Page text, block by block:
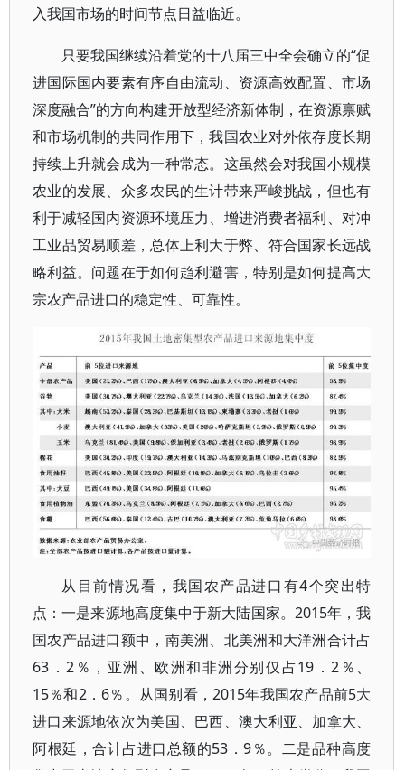
入我国市场的时间节点日益临近。
只要我国继续沿着党的十八届三中全会确立的“促
进国际国内要素有序自由流动、资源高效配置、市场
深度融合”的方向构建开放型经济新体制，在资源禀赋
和市场机制的共同作用下，我国农业对外依存度长期
持续上升就会成为一种常态。这虽然会对我国小规模
农业的发展、众多农民的生计带来严峻挑战，但也有
利于减轻国内资源环境压力、增进消费者福利、对冲
工业品贸易顺差，总体上利大于弊、符合国家长远战
略利益。问题在于如何趋利避害，特别是如何提高大
宗农产品进口的稳定性、可靠性。
从目前情况看，我国农产品进口有4个突出特
点：一是来源地高度集中于新大陆国家。2015年，我
国农产品进口额中，南美洲、北美洲和大洋洲合计占
63．2％，亚洲、欧洲和非洲分别仅占19．2％、
15％和2．6％。从国别看，2015年我国农产品前5大
进口来源地依次为美国、巴西、澳大利亚、加拿大、
阿根廷，合计占进口总额的53．9％。二是品种高度